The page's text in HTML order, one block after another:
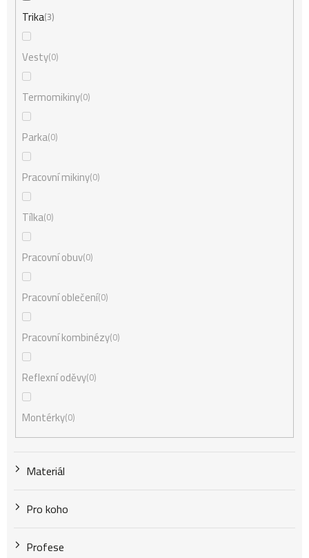
Trika3
Vesty 0
Termomikiny 0
Parka 0
Pracovní mikiny 0
Tílka 0
Pracovní obuv 0
Pracovní oblečení0
Pracovní kombinézy 0
Reflexní oděvy 0
Montérky 0
Materiál
Pro koho
Profese